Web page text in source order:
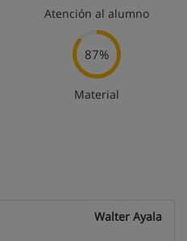
Atención al alumno
87%
Material
Walter Ayala